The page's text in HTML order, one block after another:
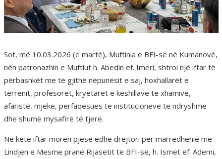
Sot, më 10.03.2026 (e martë), Muftinia e BFI-së në Kumanovë,
nën patronazhin e Muftiut h. Abedin ef. Imeri, shtroi një iftar të
përbashkët me të gjithë nëpunësit e saj, hoxhallarët e
terrenit, profesorët, kryetarët e këshillave të xhamive,
afaristë, mjekë, përfaqësues të institucioneve të ndryshme
dhe shumë mysafirë të tjerë.
Në këtë iftar morën pjesë edhe drejtori për marrëdhënie me
Lindjen e Mesme pranë Rijasetit të BFI-së, h. Ismet ef. Ademi,